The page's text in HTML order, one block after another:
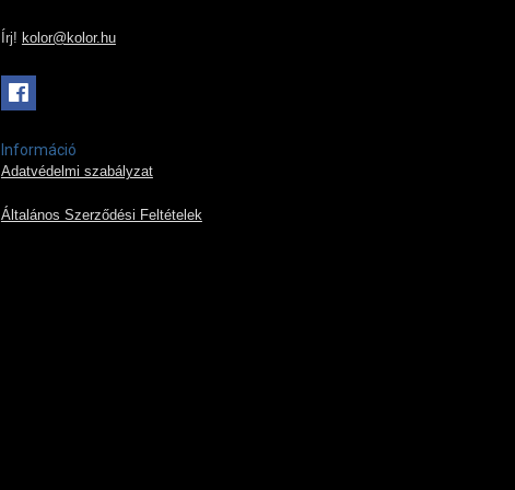
Írj! kolor@kolor.hu
Információ
Adatvédelmi szabályzat
Általános Szerződési Feltételek